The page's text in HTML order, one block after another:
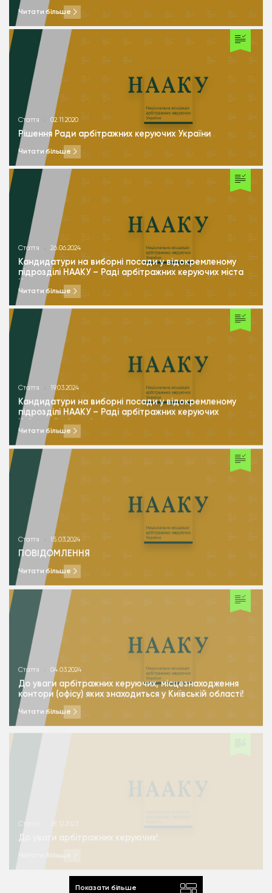
Читати більше
Стаття 02.11.2020
Рішення Ради арбітражних керуючих України
Читати більше
Стаття 26.06.2024
Кандидатури на виборні посади у відокремленому
підрозділі НААКУ – Раді арбітражних керуючих міста
Києва
Читати більше
Стаття 19.03.2024
Кандидатури на виборні посади у відокремленому
підрозділі НААКУ – Раді арбітражних керуючих
Київської області
Читати більше
Стаття 15.03.2024
ПОВІДОМЛЕННЯ
Читати більше
Стаття 04.03.2024
До уваги арбітражних керуючих, місцезнаходження
контори (офісу) яких знаходиться у Київській області!
Читати більше
Стаття
До уваги арбітражних керуючих!
Показати більше